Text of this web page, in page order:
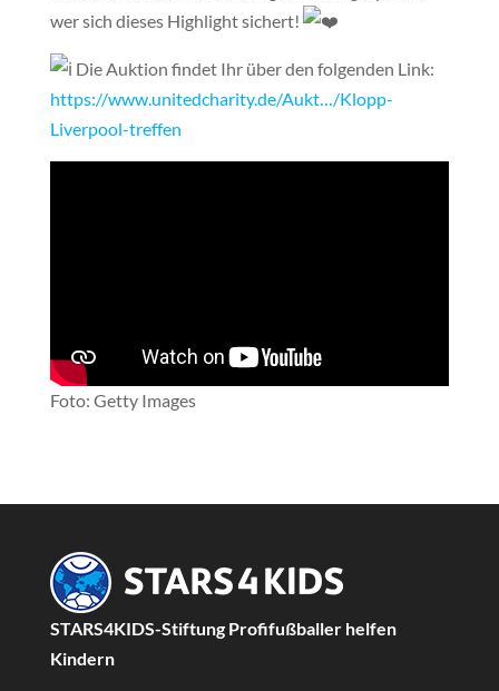
wer sich dieses Highlight sichert!
Die Auktion findet Ihr über den folgenden Link:
https://www.unitedcharity.de/Aukt…/Klopp-
Liverpool-treffen
Foto: Getty Images
STARS4KIDS-Stiftung Profifußballer helfen
Kindern